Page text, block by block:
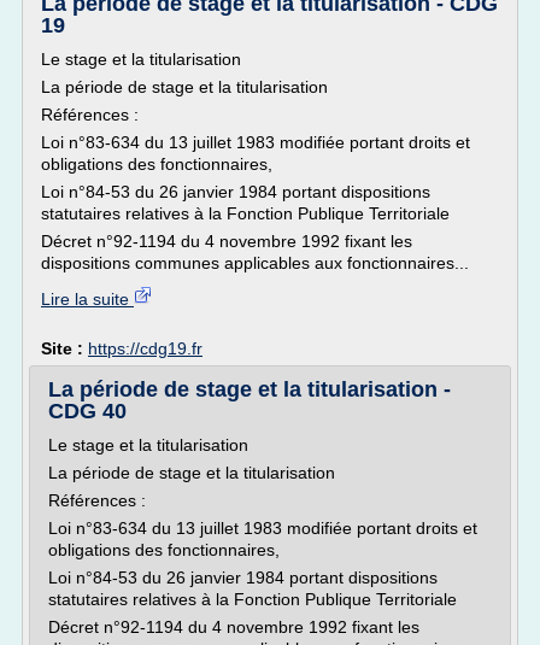
19
Le stage et la titularisation
La période de stage et la titularisation
Références :
Loi n°83-634 du 13 juillet 1983 modifiée portant droits et
obligations des fonctionnaires,
Loi n°84-53 du 26 janvier 1984 portant dispositions
statutaires relatives à la Fonction Publique Territoriale
Décret n°92-1194 du 4 novembre 1992 fixant les
dispositions communes applicables aux fonctionnaires...
Lire la suite
Site : https://cdg19.fr
La période de stage et la titularisation -
CDG 40
Le stage et la titularisation
La période de stage et la titularisation
Références :
Loi n°83-634 du 13 juillet 1983 modifiée portant droits et
obligations des fonctionnaires,
Loi n°84-53 du 26 janvier 1984 portant dispositions
statutaires relatives à la Fonction Publique Territoriale
Décret n°92-1194 du 4 novembre 1992 fixant les